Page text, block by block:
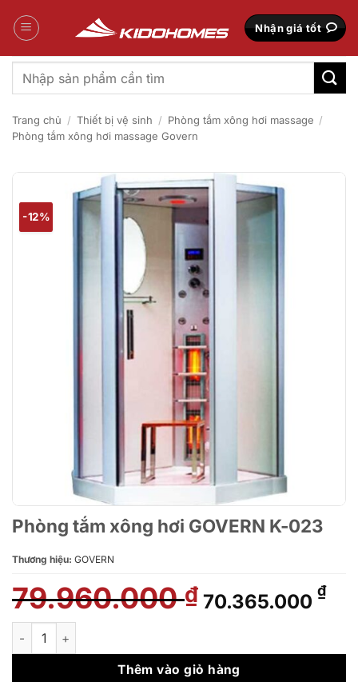
qua
Nhận giá tốt
Tìm
kiếm:
Trang chủ / Thiết bị vệ sinh / Phòng tắm xông hơi massage /
Phòng tắm xông hơi massage Govern
-12%
Phòng tắm xông hơi GOVERN K-023
Thương hiệu: GOVERN
79.960.000₫ Giá
gốc
79.960.000 ₫.
70.365.000 ₫Giá
là:
Phòng tắm xông hơi GOVERN K-023 số lượng
Thêm vào giỏ hàng